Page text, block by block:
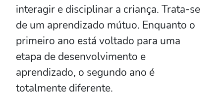
interagir e disciplinar a criança. Trata-se
de um aprendizado mútuo. Enquanto o
primeiro ano está voltado para uma
etapa de desenvolvimento e
aprendizado, o segundo ano é
totalmente diferente.